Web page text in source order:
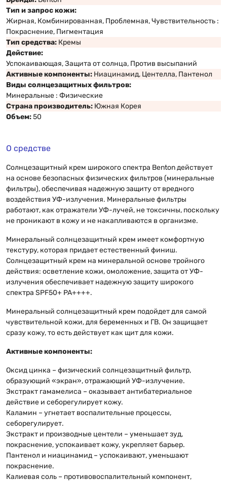
Тип и запрос кожи:
Жирная, Комбинированная, Проблемная, Чувствительность :
Покраснение, Пигментация
Тип средства: Кремы
Действие:
Успокаивающая, Защита от солнца, Против высыпаний
Активные компоненты: Ниацинамид, Центелла, Пантенол
Виды солнцезащитных фильтров:
Минеральные : Физические
Страна производитель: Южная Корея
Объем:50
О средстве
Солнцезащитный крем широкого спектра Benton действует
на основе безопасных физических фильтров (минеральные
фильтры), обеспечивая надежную защиту от вредного
воздействия УФ-излучения. Минеральные фильтры
работают, как отражатели УФ-лучей, не токсичны, поскольку
не проникают в кожу и не накапливаются в организме.
Минеральный солнцезащитный крем имеет комфортную
текстуру, которая придает естественный финиш.
Солнцезащитный крем на минеральной основе тройного
действия: осветление кожи, омоложение, защита от УФ-
излучения обеспечивает надежную защиту широкого
спектра SPF50+ PA++++.
Минеральный солнцезащитный крем подойдет для самой
чувствительной кожи, для беременных и ГВ. Он защищает
сразу кожу, то есть действует как щит для кожи.
Активные компоненты:
Оксид цинка – физический солнцезащитный фильтр,
образующий «экран», отражающий УФ-излучение.
Экстракт гамамелиса – оказывает антибатериальное
действие и себорегулирует кожу.
Каламин – угнетает воспалительные процессы,
себорегулирует.
Экстракт и производные центели – уменьшает зуд,
покраснение, успокаивает кожу, укрепляет барьер.
Пантенол и ниацинамид – успокаивают, уменьшают
покраснение.
Калиевая соль – противовоспалительный компонент,